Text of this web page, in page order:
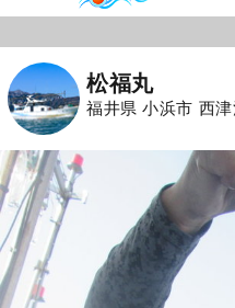
松福丸
福井県 小浜市 西津